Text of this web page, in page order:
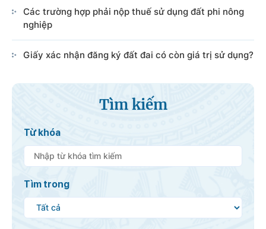
Các trường hợp phải nộp thuế sử dụng đất phi nông
nghiệp
Giấy xác nhận đăng ký đất đai có còn giá trị sử dụng?
Tìm kiếm
Từ khóa
Tìm trong